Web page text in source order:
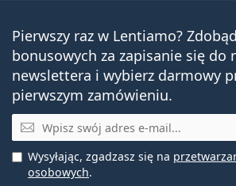
Pierwszy raz w Lentiamo?
bonusowych za zapisanie się do
newslettera i wybierz darmowy
pierwszym zamówieniu.
E-mail
Wysyłając, zgadzasz się na
osobowych.